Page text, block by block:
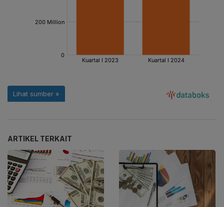
ARTIKEL TERKAIT